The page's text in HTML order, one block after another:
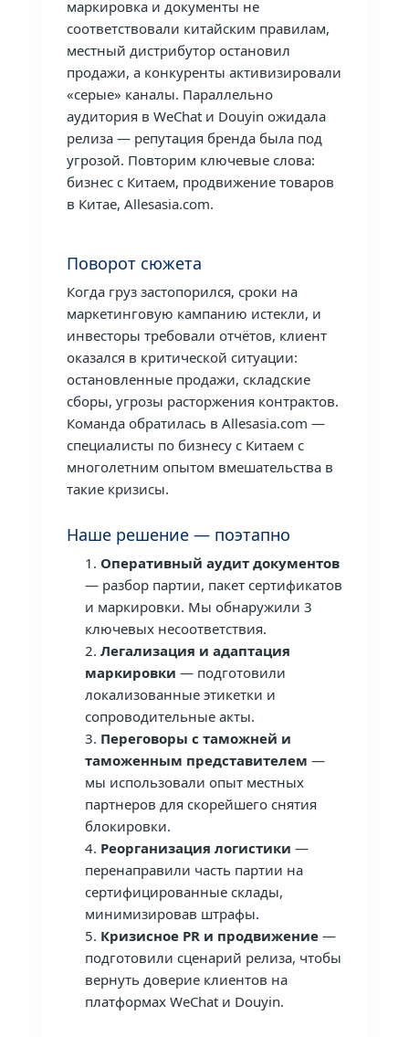
маркировка и документы не
соответствовали китайским правилам,
местный дистрибутор остановил
продажи, а конкуренты активизировали
«серые» каналы. Параллельно
аудитория в WeChat и Douyin ожидала
релиза — репутация бренда была под
угрозой. Повторим ключевые слова:
бизнес с Китаем, продвижение товаров
в Китае, Allesasia.com.
Поворот сюжета
Когда груз застопорился, сроки на
маркетинговую кампанию истекли, и
инвесторы требовали отчётов, клиент
оказался в критической ситуации:
остановленные продажи, складские
сборы, угрозы расторжения контрактов.
Команда обратилась в Allesasia.com —
специалисты по бизнесу с Китаем с
многолетним опытом вмешательства в
такие кризисы.
Наше решение — поэтапно
Оперативный аудит документов
— разбор партии, пакет сертификатов
и маркировки. Мы обнаружили 3
ключевых несоответствия.
Легализация и адаптация
маркировки — подготовили
локализованные этикетки и
сопроводительные акты.
Переговоры с таможней и
таможенным представителем —
мы использовали опыт местных
партнеров для скорейшего снятия
блокировки.
Реорганизация логистики —
перенаправили часть партии на
сертифицированные склады,
минимизировав штрафы.
Кризисное PR и продвижение—
подготовили сценарий релиза, чтобы
вернуть доверие клиентов на
платформах WeChat и Douyin.